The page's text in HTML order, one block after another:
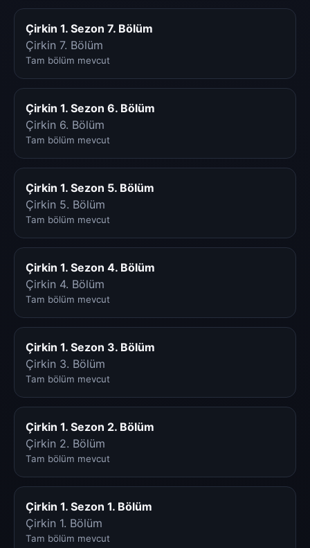
Çirkin 1. Sezon 7. Bölüm
Çirkin 7. Bölüm
Tam bölüm mevcut
Çirkin 1. Sezon 6. Bölüm
Çirkin 6. Bölüm
Tam bölüm mevcut
Çirkin 1. Sezon 5. Bölüm
Çirkin 5. Bölüm
Tam bölüm mevcut
Çirkin 1. Sezon 4. Bölüm
Çirkin 4. Bölüm
Tam bölüm mevcut
Çirkin 1. Sezon 3. Bölüm
Çirkin 3. Bölüm
Tam bölüm mevcut
Çirkin 1. Sezon 2. Bölüm
Çirkin 2. Bölüm
Tam bölüm mevcut
Çirkin 1. Sezon 1. Bölüm
Çirkin 1. Bölüm
Tam bölüm mevcut